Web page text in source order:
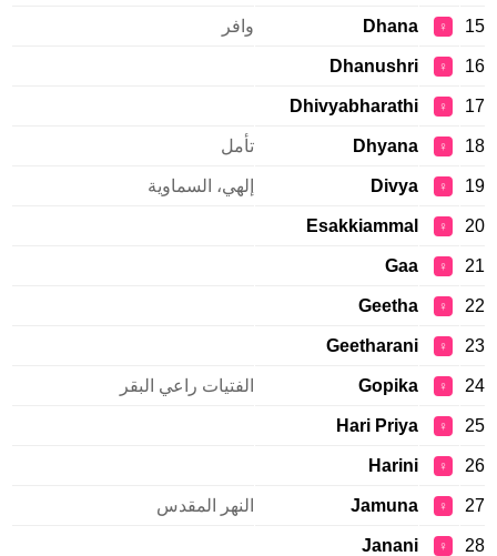
15
♀
Dhana وافر
16
♀
Dhanushri
17
♀
Dhivyabharathi
18
♀
Dhyana تأمل
19
♀
Divya إلهي، السماوية
20
♀
Esakkiammal
21
♀
Gaa
22
♀
Geetha
23
♀
Geetharani
24
♀
Gopika الفتيات راعي البقر
25
♀
Hari Priya
26
♀
Harini
27
♀
Jamuna النهر المقدس
28
♀
Janani